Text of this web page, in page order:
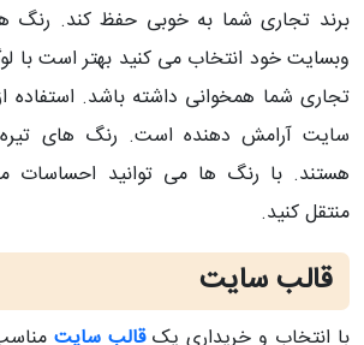
برند تجاری شما به خوبی حفظ کند. رنگ
وبسایت خود انتخاب می کنید بهتر است با
تجاری شما همخوانی داشته باشد. استفاده
سایت آرامش دهنده است. رنگ های
هستند. با رنگ ها می توانید احساسات
منتقل کنید.
قالب سایت
با انتخاب و خریداری یکقالب سایت